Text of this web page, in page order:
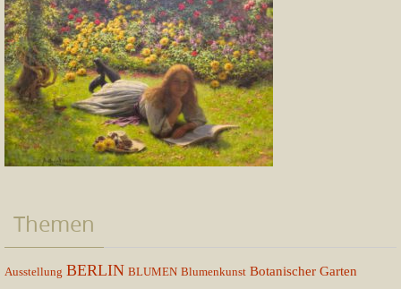
Themen
Ausstellung BERLIN BLUMEN Blumenkunst Botanischer Garten